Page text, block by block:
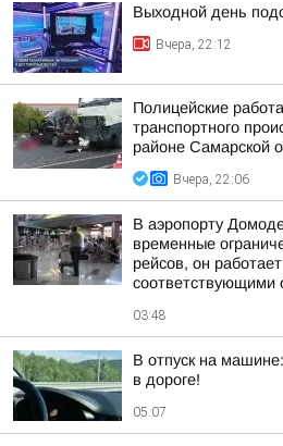
Выходной день
Вчера, 22:12
Полицейские
транспортного
районе Самарской
Вчера, 22:06
В аэропорту
временные
рейсов, он
соответствующими
03:48
В отпуск на
в дороге!
05:07